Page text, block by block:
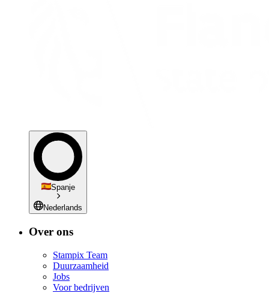
Spanje
Nederlands
Over ons
Stampix Team
Duurzaamheid
Jobs
Voor bedrijven